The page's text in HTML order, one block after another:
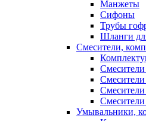
Манжеты
Сифоны
Трубы
Шланги
Смесители,
Умывальники,